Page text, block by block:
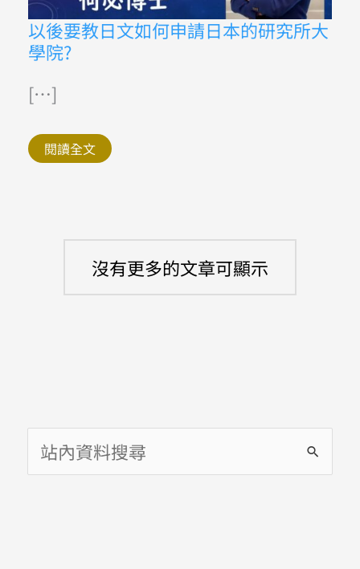
以後要教日文如何申請日本的研究所大
學院?
[…]
以
後
要
教
文
如
請
日
本
閱讀全文
沒有更多的文章可顯示